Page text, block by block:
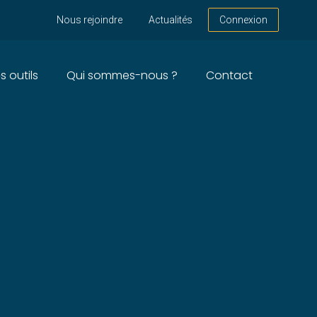
Nous rejoindre Actualités Connexion
outils Qui sommes-nous ? Contact
PRIVÉES